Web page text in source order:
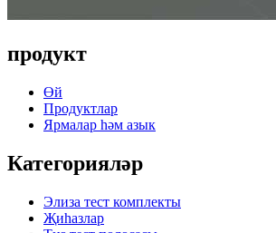
продукт
Өй
Продуктлар
Ярмалар һәм азык
Категорияләр
Элиза тест комплекты
Җиһазлар